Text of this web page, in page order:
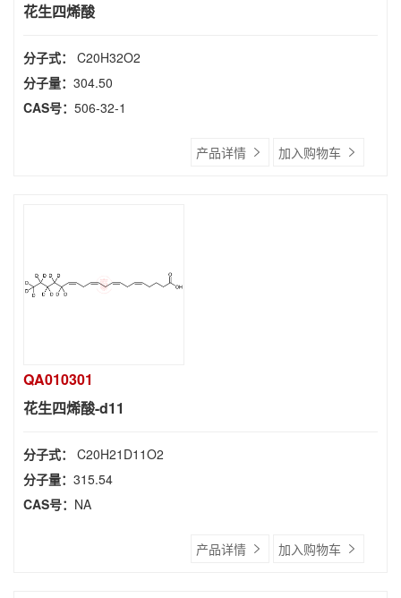
花生四烯酸
分子式： C20H32O2
分子量： 304.50
CAS号： 506-32-1
产品详情 加入购物车
QA010301
花生四烯酸-d11
分子式： C20H21D11O2
分子量： 315.54
CAS号： NA
产品详情 加入购物车